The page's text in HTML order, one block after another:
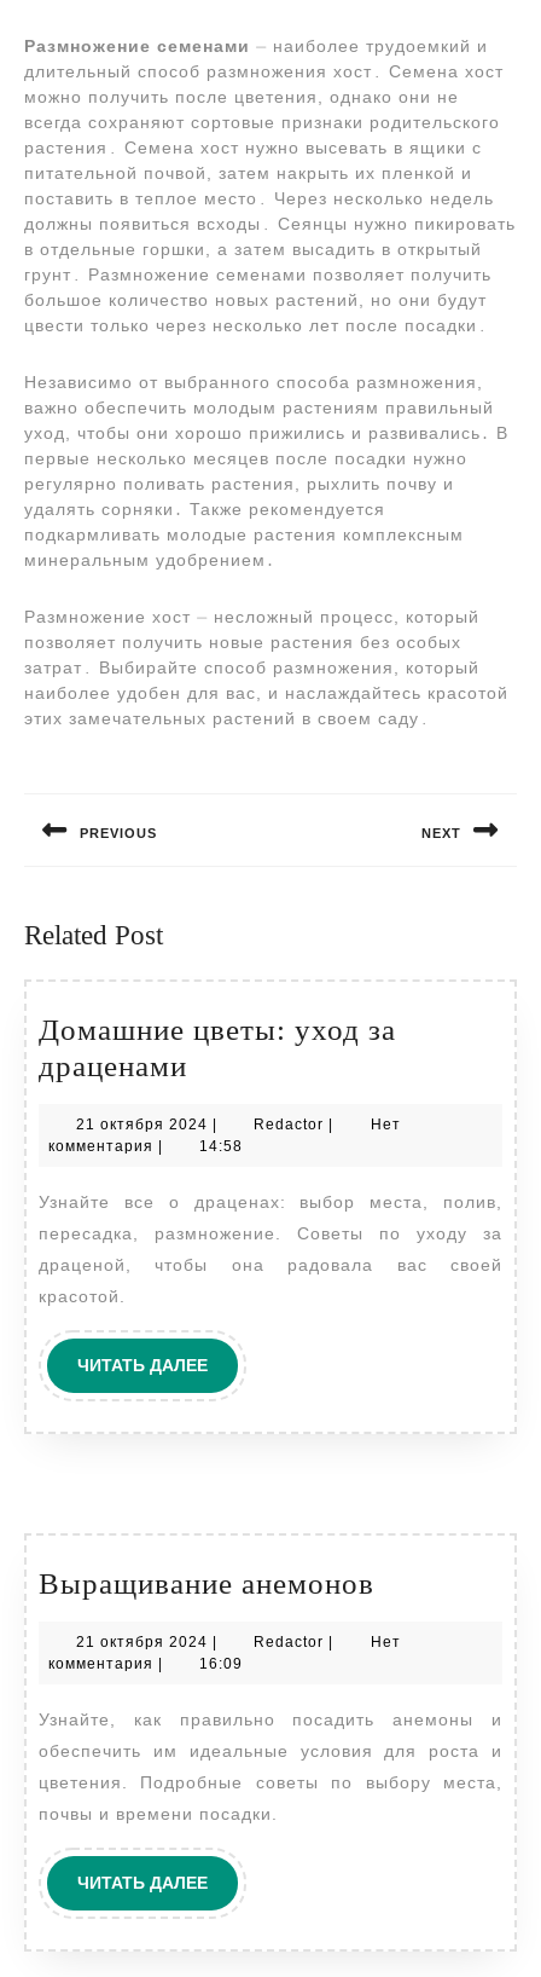
Размножение семенами ⏤ наиболее трудоемкий и
длительный способ размножения хост․ Семена хост
можно получить после цветения, однако они не
всегда сохраняют сортовые признаки родительского
растения․ Семена хост нужно высевать в ящики с
питательной почвой, затем накрыть их пленкой и
поставить в теплое место․ Через несколько недель
должны появиться всходы․ Сеянцы нужно пикировать
в отдельные горшки, а затем высадить в открытый
грунт․ Размножение семенами позволяет получить
большое количество новых растений, но они будут
цвести только через несколько лет после посадки․
Независимо от выбранного способа размножения,
важно обеспечить молодым растениям правильный
уход, чтобы они хорошо прижились и развивались․ В
первые несколько месяцев после посадки нужно
регулярно поливать растения, рыхлить почву и
удалять сорняки․ Также рекомендуется
подкармливать молодые растения комплексным
минеральным удобрением․
Размножение хост ⏤ несложный процесс, который
позволяет получить новые растения без особых
затрат․ Выбирайте способ размножения, который
наиболее удобен для вас, и наслаждайтесь красотой
этих замечательных растений в своем саду․
записям
PREVIOUS NEXT
Related Post
Домашние цветы: уход за
драценами
уход
драценами
21 октября 2024 21
октября
Redactor Redactor
Нет
комментария
14:58
Узнайте все о драценах: выбор места, полив,
пересадка, размножение. Советы по уходу за
драценой, чтобы она радовала вас своей
красотой.
ЧИТАТЬ ДАЛЕЕЧИТАТЬ
ДАЛЕЕ
Выращивание анемонов
21 октября 2024 21
октября
| Redactor Redactor
|
Нет
комментария | 16:09
Узнайте, как правильно посадить анемоны и
обеспечить им идеальные условия для роста и
цветения. Подробные советы по выбору места,
почвы и времени посадки.
ЧИТАТЬ ДАЛЕЕЧИТАТЬ
ДАЛЕЕ